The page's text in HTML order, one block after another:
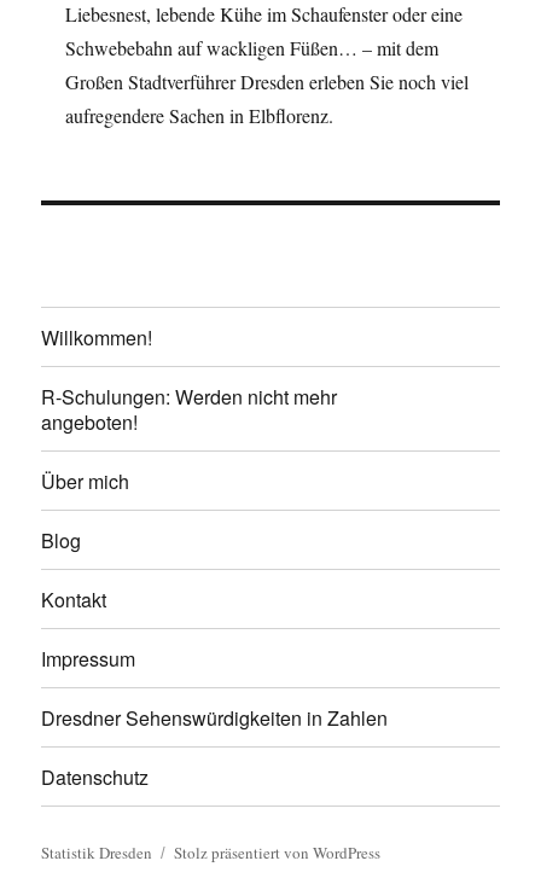
Liebesnest, lebende Kühe im Schaufenster oder eine
Schwebebahn auf wackligen Füßen… – mit dem
Großen Stadtverführer Dresden erleben Sie noch viel
aufregendere Sachen in Elbflorenz.
Willkommen!
R-Schulungen: Werden nicht mehr
angeboten!
Über mich
Blog
Kontakt
Impressum
Dresdner Sehenswürdigkeiten in Zahlen
Datenschutz
Statistik Dresden Stolz präsentiert von WordPress